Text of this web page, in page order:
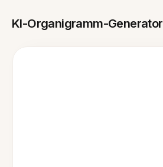
KI-Organigramm-Generator